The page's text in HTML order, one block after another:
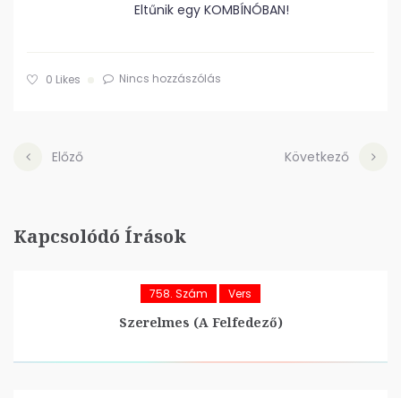
Eltűnik egy KOMBÍNÓBAN!
0 Likes Nincs hozzászólás
Előző Következő
Kapcsolódó Írások
758. Szám Vers
Szerelmes (A Felfedező)